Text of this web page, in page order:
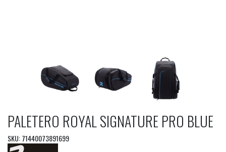
PALETERO ROYAL SIGNATURE PRO BLUE
SKU: 71440073891699